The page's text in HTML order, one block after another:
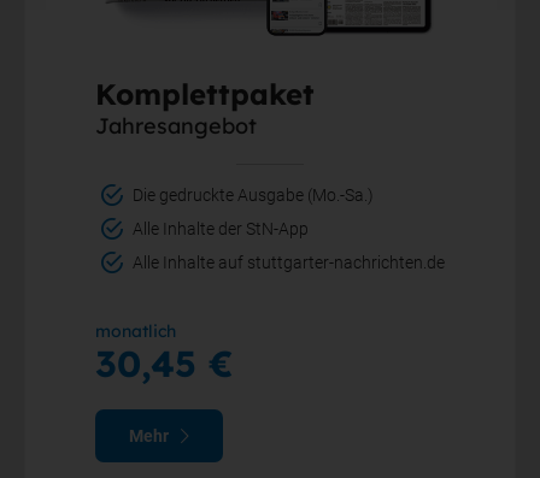
Komplettpaket
Jahresangebot
Die gedruckte Ausgabe (Mo.-Sa.)
Alle Inhalte der StN-App
Alle Inhalte auf stuttgarter-nachrichten.de
monatlich
30,45 €
Mehr